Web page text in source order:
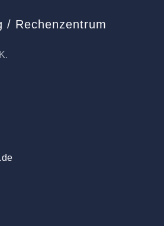
/ Rechenzentrum